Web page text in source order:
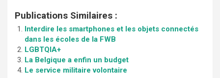
Publications Similaires :
Interdire les smartphones et les objets connectés
dans les écoles de la FWB
LGBTQIA+
La Belgique a enfin un budget
Le service militaire volontaire